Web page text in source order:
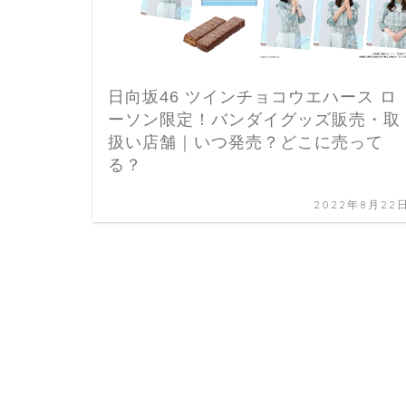
日向坂46 ツインチョコウエハース ロ
ーソン限定！バンダイグッズ販売・取
扱い店舗｜いつ発売？どこに売って
る？
2022年8月22